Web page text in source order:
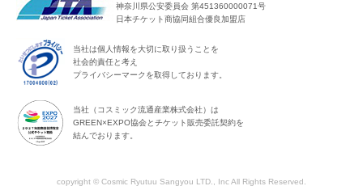
神奈川県公安委員会 第451360000071号
日本チケット商協同組合優良加盟店
当社は個人情報を大切に取り扱うことを
社会的責任と考え
プライバシーマークを取得しております。
当社（コスミック流通産業株式会社）は
GREEN×EXPO協会とチケット販売委託契約を
結んでおります。
copyright © Cosmic Ryutuu Sangyou LTD., Inc All Rights Reserved.